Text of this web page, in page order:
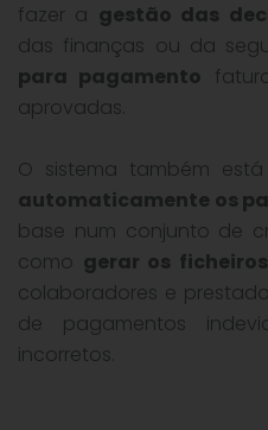
fazer a gestão das
das finanças ou da
para pagamento
aprovadas.
O sistema também
automaticamente os
base num conjunto de
como gerar os ficheiros
colaboradores e
de pagamentos
incorretos.